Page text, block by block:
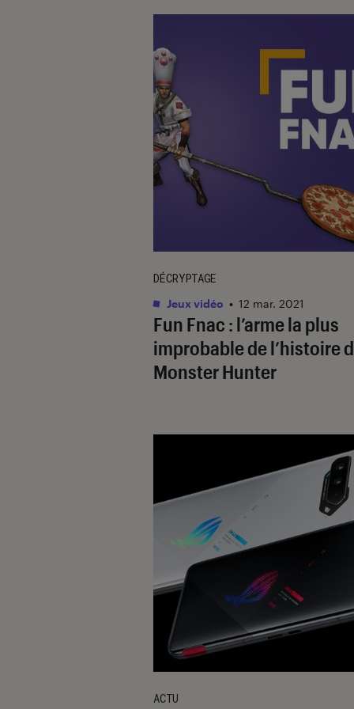
Fun Fnac : l’arme la plus
improbable de l’histoire
Monster Hunter
DÉCRYPTAGE
Jeux vidéo • 12 mar. 2021
ACTU